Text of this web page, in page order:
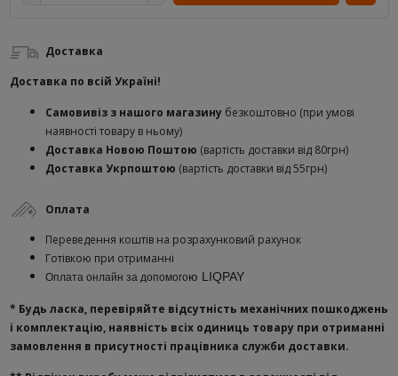
Доставка
Доставка по всій Україні!
Самовивіз з нашого магазину безкоштовно (при умові
наявності товару в ньому)
Доставка Новою Поштою (вартість доставки від 80грн)
Доставка Укрпоштою (вартість доставки від 55грн)
Оплата
Переведення коштів на розрахунковий рахунок
Готівкою при отриманні
Оплата онлайн за допомогою LIQPAY
* Будь ласка, перевіряйте відсутність механічних пошкоджень
і комплектацію, наявність всіх одиниць товару при отриманні
замовлення в присутності працівника служби доставки.